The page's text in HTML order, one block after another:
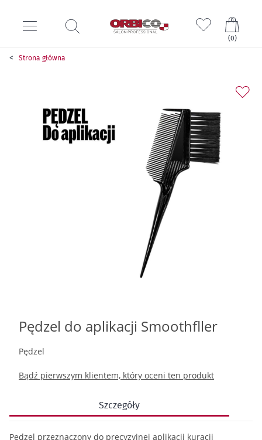
(0)
Strona główna
Pędzel do aplikacji Smoothfller
Pędzel
Bądź pierwszym klientem, który oceni ten produkt
Przejdź
początek
galerii
Szczegóły
Pędzel przeznaczony do precyzyjnej aplikacji kuracji